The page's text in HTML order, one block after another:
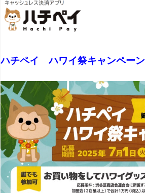
ハチペイ ハワイ祭キャンペーン